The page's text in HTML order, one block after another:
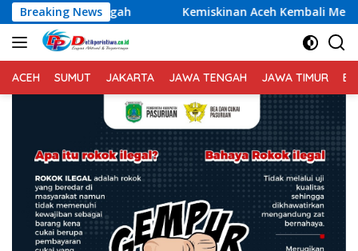
Langsung
ke
konten
Breaking NewsKemiskinan Aceh Kembali Meningkat,
ACEH SUMUT JAKARTA JAWA TENGAH JAWA TIMUR